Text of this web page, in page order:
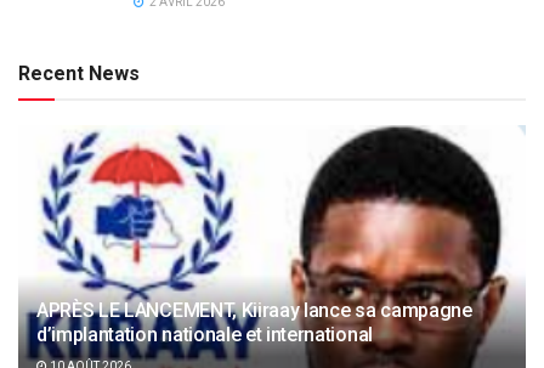
Recent News
APRÈS LE LANCEMENT, Kiiraay lance sa campagne
d’implantation nationale et international